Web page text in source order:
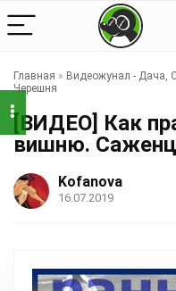
Главная » Видеожунал - Дача,
Черешня
[ВИДЕО] Как
вишню.
Kofanova
16.07.2019